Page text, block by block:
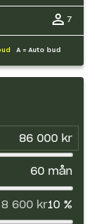
7
A = Auto bud
60 mån
8 600 kr10 %